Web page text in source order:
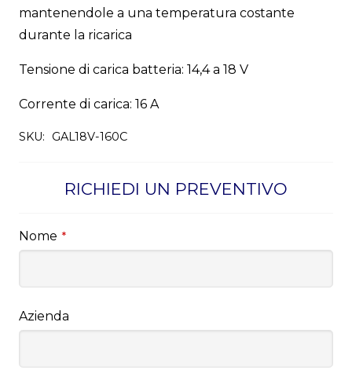
mantenendole a una temperatura costante
durante la ricarica
Tensione di carica batteria: 14,4 a 18 V
Corrente di carica: 16 A
SKU: GAL18V-160C
RICHIEDI UN PREVENTIVO
Nome *
Azienda